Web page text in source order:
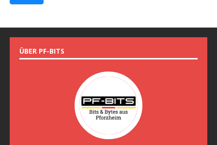
ÜBER PF-BITS